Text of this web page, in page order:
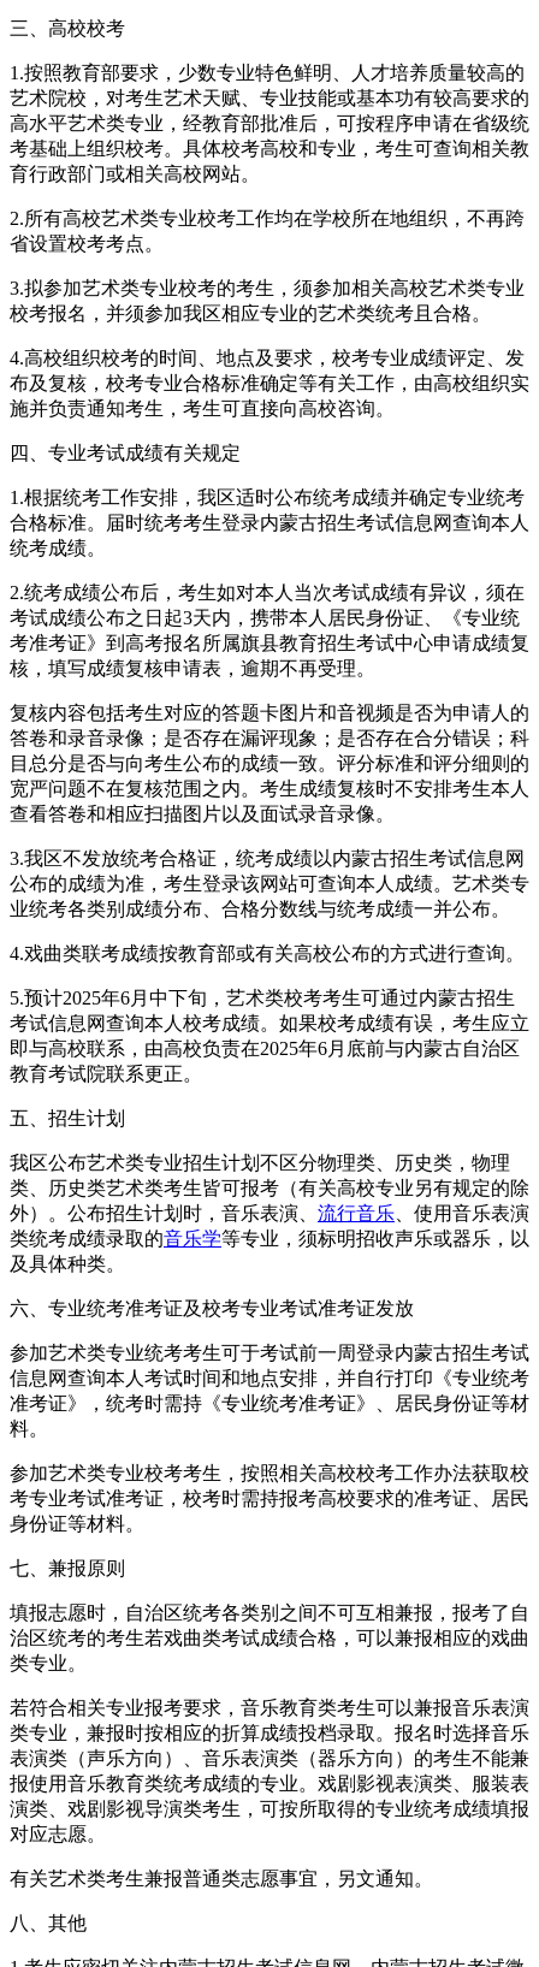
三、高校校考
1.按照教育部要求，少数专业特色鲜明、人才培养质量较高的
艺术院校，对考生艺术天赋、专业技能或基本功有较高要求的
高水平艺术类专业，经教育部批准后，可按程序申请在省级统
考基础上组织校考。具体校考高校和专业，考生可查询相关教
育行政部门或相关高校网站。
2.所有高校艺术类专业校考工作均在学校所在地组织，不再跨
省设置校考考点。
3.拟参加艺术类专业校考的考生，须参加相关高校艺术类专业
校考报名，并须参加我区相应专业的艺术类统考且合格。
4.高校组织校考的时间、地点及要求，校考专业成绩评定、发
布及复核，校考专业合格标准确定等有关工作，由高校组织实
施并负责通知考生，考生可直接向高校咨询。
四、专业考试成绩有关规定
1.根据统考工作安排，我区适时公布统考成绩并确定专业统考
合格标准。届时统考考生登录内蒙古招生考试信息网查询本人
统考成绩。
2.统考成绩公布后，考生如对本人当次考试成绩有异议，须在
考试成绩公布之日起3天内，携带本人居民身份证、《专业统
考准考证》到高考报名所属旗县教育招生考试中心申请成绩复
核，填写成绩复核申请表，逾期不再受理。
复核内容包括考生对应的答题卡图片和音视频是否为申请人的
答卷和录音录像；是否存在漏评现象；是否存在合分错误；科
目总分是否与向考生公布的成绩一致。评分标准和评分细则的
宽严问题不在复核范围之内。考生成绩复核时不安排考生本人
查看答卷和相应扫描图片以及面试录音录像。
3.我区不发放统考合格证，统考成绩以内蒙古招生考试信息网
公布的成绩为准，考生登录该网站可查询本人成绩。艺术类专
业统考各类别成绩分布、合格分数线与统考成绩一并公布。
4.戏曲类联考成绩按教育部或有关高校公布的方式进行查询。
5.预计2025年6月中下旬，艺术类校考考生可通过内蒙古招生
考试信息网查询本人校考成绩。如果校考成绩有误，考生应立
即与高校联系，由高校负责在2025年6月底前与内蒙古自治区
教育考试院联系更正。
五、招生计划
我区公布艺术类专业招生计划不区分物理类、历史类，物理
类、历史类艺术类考生皆可报考（有关高校专业另有规定的除
外）。公布招生计划时，音乐表演、 流行音乐 、使用音乐表演
类统考成绩录取的音乐学等专业，须标明招收声乐或器乐，以
及具体种类。
六、专业统考准考证及校考专业考试准考证发放
参加艺术类专业统考考生可于考试前一周登录内蒙古招生考试
信息网查询本人考试时间和地点安排，并自行打印《专业统考
准考证》，统考时需持《专业统考准考证》、居民身份证等材
料。
参加艺术类专业校考考生，按照相关高校校考工作办法获取校
考专业考试准考证，校考时需持报考高校要求的准考证、居民
身份证等材料。
七、兼报原则
填报志愿时，自治区统考各类别之间不可互相兼报，报考了自
治区统考的考生若戏曲类考试成绩合格，可以兼报相应的戏曲
类专业。
若符合相关专业报考要求，音乐教育类考生可以兼报音乐表演
类专业，兼报时按相应的折算成绩投档录取。报名时选择音乐
表演类（声乐方向）、音乐表演类（器乐方向）的考生不能兼
报使用音乐教育类统考成绩的专业。戏剧影视表演类、服装表
演类、戏剧影视导演类考生，可按所取得的专业统考成绩填报
对应志愿。
有关艺术类考生兼报普通类志愿事宜，另文通知。
八、其他